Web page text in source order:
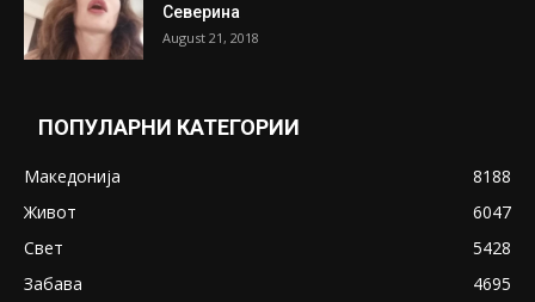
Северина
August 21, 2018
ПОПУЛАРНИ КАТЕГОРИИ
Македонија
8188
Живот
6047
Свет
5428
Забава
4695